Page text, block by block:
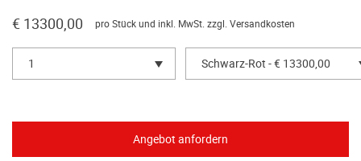
€ 13300,00 pro Stück und inkl. MwSt. zzgl. Versandkosten
1 Schwarz-Rot - € 13300,00